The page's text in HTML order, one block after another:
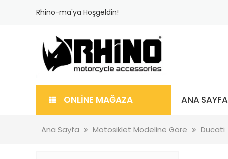
Rhino-ma'ya Hoşgeldin!
ONLİNE MAĞAZA ANA SAYFA
Ana Sayfa Motosiklet Modeline Göre Ducati